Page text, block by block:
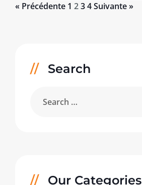
« Précédente 1 234Suivante »
Search
Our Categories